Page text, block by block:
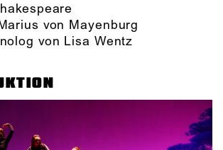
von Mayenburg
von Lisa Wentz